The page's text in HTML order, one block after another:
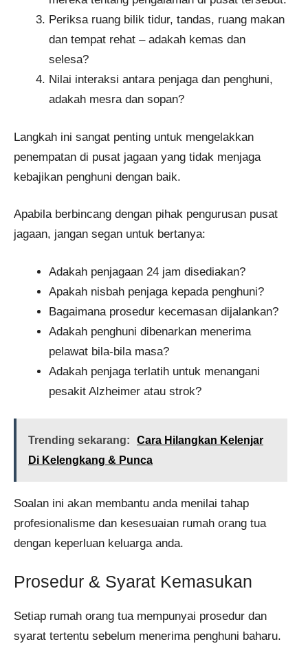
Periksa ruang bilik tidur, tandas, ruang makan
dan tempat rehat – adakah kemas dan
selesa?
Nilai interaksi antara penjaga dan penghuni,
adakah mesra dan sopan?
Langkah ini sangat penting untuk mengelakkan
penempatan di pusat jagaan yang tidak menjaga
kebajikan penghuni dengan baik.
Apabila berbincang dengan pihak pengurusan pusat
jagaan, jangan segan untuk bertanya:
Adakah penjagaan 24 jam disediakan?
Apakah nisbah penjaga kepada penghuni?
Bagaimana prosedur kecemasan dijalankan?
Adakah penghuni dibenarkan menerima
pelawat bila-bila masa?
Adakah penjaga terlatih untuk menangani
pesakit Alzheimer atau strok?
Trending sekarang:
Cara Hilangkan Kelenjar
Di Kelengkang & Punca
Soalan ini akan membantu anda menilai tahap
profesionalisme dan kesesuaian rumah orang tua
dengan keperluan keluarga anda.
Prosedur & Syarat Kemasukan
Setiap rumah orang tua mempunyai prosedur dan
syarat tertentu sebelum menerima penghuni baharu.